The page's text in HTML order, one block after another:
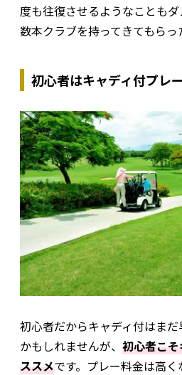
度も往復させるようなことも
数本クラブを持ってきてもらっ
初心者はキャディ付プレ
初心者だからキャディ付はま
かもしれませんが、 初心者こ
ススメです。プレー料金は高